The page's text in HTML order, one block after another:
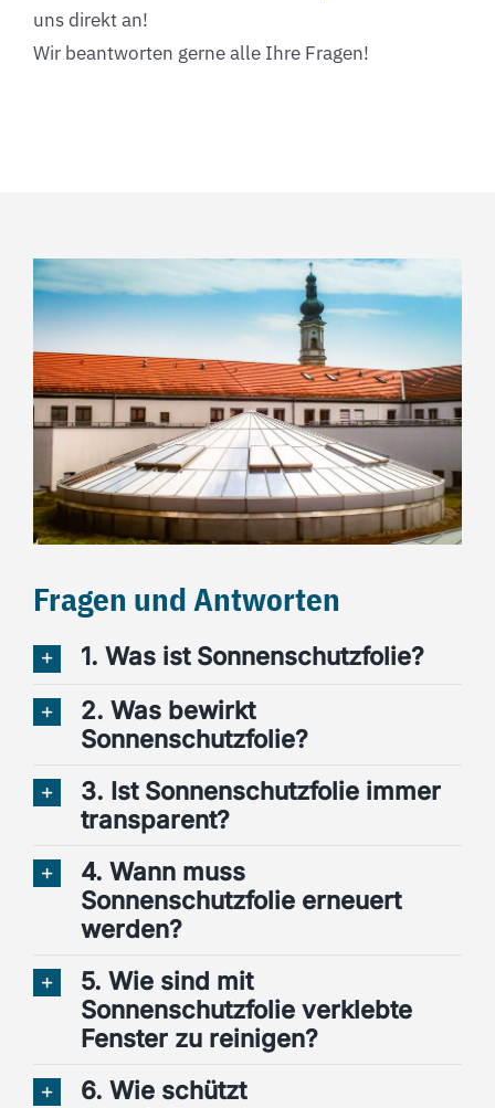
uns direkt an!
Wir beantworten gerne alle Ihre Fragen!
Fragen und Antworten
1. Was ist Sonnenschutzfolie?
2. Was bewirkt
Sonnenschutzfolie?
3. Ist Sonnenschutzfolie immer
transparent?
4. Wann muss
Sonnenschutzfolie erneuert
werden?
5. Wie sind mit
Sonnenschutzfolie verklebte
Fenster zu reinigen?
6. Wie schützt